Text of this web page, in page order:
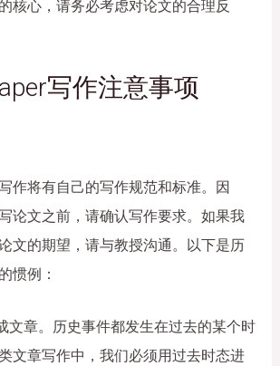
核心，请务必考虑对论文的合理反
写作注意事项
作将有自己的写作规范和标准。因
论文之前，请确认写作要求。如果我
文的期望，请与教授沟通。 以下是历
惯例：
文章。历史事件都发生在过去的某个时
文章写作中，我们必须用过去时态进